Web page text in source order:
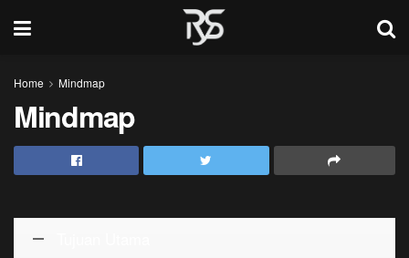
Home Mindmap
Mindmap